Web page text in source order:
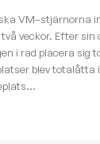
VM–stjärnorna
veckor. Efter sin
i rad placera sig
blev totalåtta